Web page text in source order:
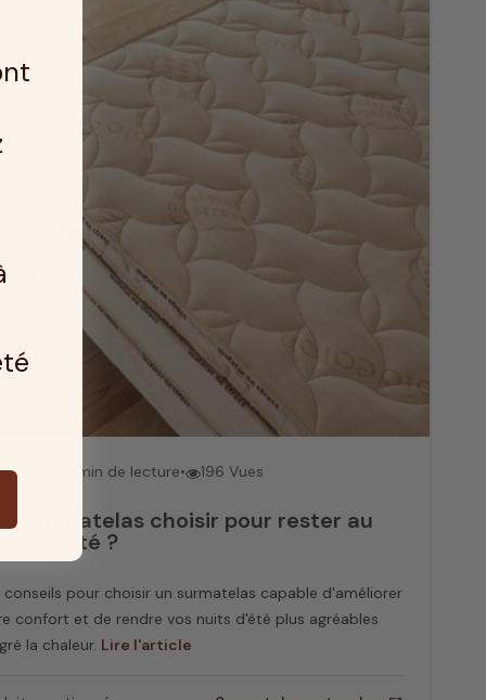
la qualité de vos nuits ?
Notre guide vous
complet sur ces points. Avec nos conseils
aspirez à des nuits réparatrices ! Puis il est
le choix de votre sommier avec celui de
et vice-versa. Les sommiers se déclinent en
: à lattes, à ressorts, demi-corbeille,
de rangement ou encore modèles relaxants.
du sommier dans un ensemble de literie est
environ un tiers des sollicitations, favorisant
équilibré. Son rôle ne se limite pas à cela : il
la ventilation du matelas, prolongeant sa durée
2026 6 min de lecture• 196 Vues
surmatelas choisir pour rester au
cet été ?
conseils pour choisir un surmatelas capable d'améliorer
confort et de rendre vos nuits d'été plus agréables
la chaleur.
Lire l'article